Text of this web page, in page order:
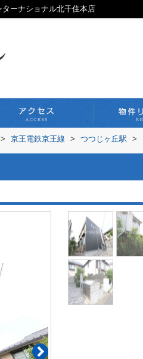
ーナショナル北千住本店
> 京王電鉄京王線 > つつじヶ丘駅 >